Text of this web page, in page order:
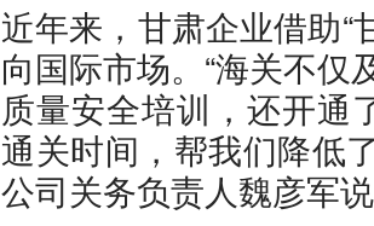
近年来，甘肃企业借助“
向国际市场。“海关不仅
质量安全培训，还开通
通关时间，帮我们降低
公司关务负责人魏彦军